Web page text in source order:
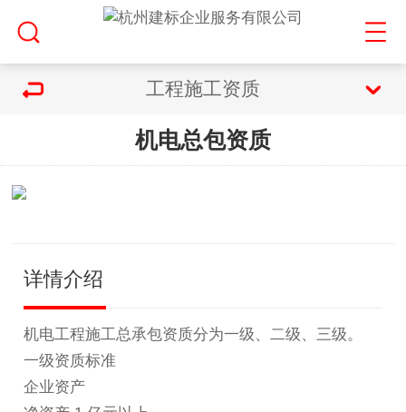
工程施工资质
机电总包资质
详情介绍
机电工程施工总承包资质分为一级、二级、三级。
一级资质标准
企业资产